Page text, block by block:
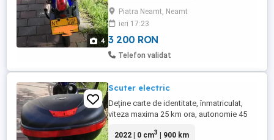
4
900 km.Nu necesita permis de conducere.
Piatra Neamt, Neamt
ieri 17:23
3 200 RON
Telefon validat
Scuter electric
Deține carte de identitate, înmatriculat,
viteza maxima 25 km ora, autonomie 45
alarmă, portbagaj capacitate mare, nu
2022 | 0 cm3 | 900 km